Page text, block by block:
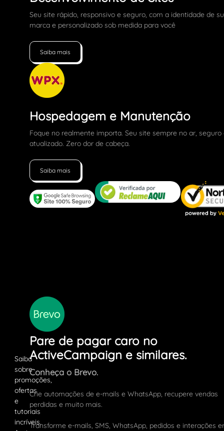
Seu site rápido, responsivo e seguro, com a identidade de
marca e personalizado sob medida para você
Saiba mais
Hospedagem e Manutenção
Foque no realmente importa. Seu site sempre no ar, seguro
atualizado. Zero dor de cabeça.
Saiba mais
Pare de pagar caro no
ActiveCampaign e similares.
Conheça o Brevo.
Crie automações de e-mails e WhatsApp, recupere vendas
perdidas e muito mais.
Transforme e-mails, SMS, WhatsApp, pedidos e interações